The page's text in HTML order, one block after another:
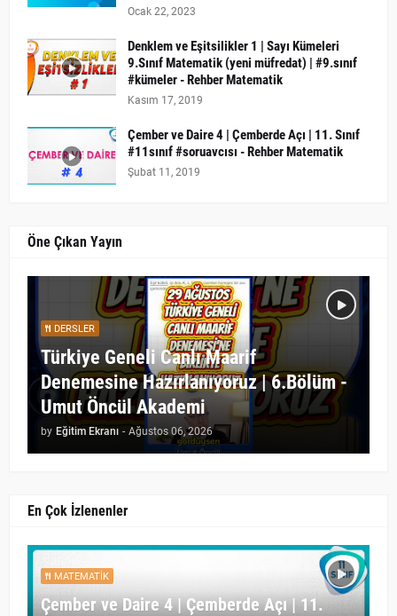
Ocak 22, 2023
Denklem ve Eşitsilikler 1 | Sayı Kümeleri
9.Sınıf Matematik (yeni müfredat) | #9.sınıf
#kümeler - Rehber Matematik
Kasım 17, 2019
Çember ve Daire 4 | Çemberde Açı | 11. Sınıf
#11sınıf #soruavcısı - Rehber Matematik
Şubat 11, 2019
Öne Çıkan Yayın
DERSLER
Türkiye Geneli Canlı Maarif
Denemesine Hazırlanıyoruz | 6.Bölüm -
Umut Öncül Akademi
by Eğitim Ekranı - Ağustos 06, 2026
En Çok İzlenenler
MATEMATIK
Çember ve Daire 4 | Çemberde Açı | 11.